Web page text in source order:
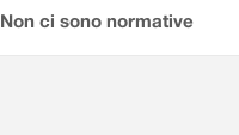
Non ci sono normative